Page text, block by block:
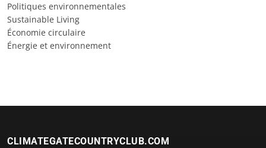
Politiques environnementales
Sustainable Living
Économie circulaire
Énergie et environnement
CLIMATEGATECOUNTRYCLUB.COM